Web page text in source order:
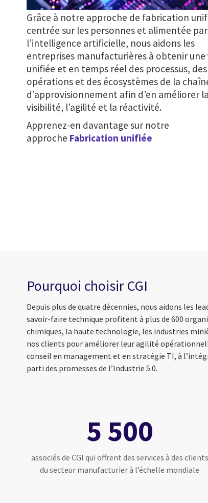
Grâce à notre approche de fabrication
centrée sur les personnes et alimentée par
l’intelligence artificielle, nous aidons les
entreprises manufacturières à obtenir une
unifiée et en temps réel des processus, des
opérations et des écosystèmes de la
d’approvisionnement afin d’en améliorer la
visibilité, l’agilité et la réactivité.
Apprenez-en davantage sur notre
approche Fabrication unifiée
Pourquoi choisir CGI
Depuis plus de quatre décennies, nous aidons les
savoir-faire technique profitent à plus de 600
chimiques, la haute technologie, les industries
nos clients pour améliorer leur agilité
conseil en management et en stratégie TI, à
parti des promesses de l’Industrie 5.0.
5 500
associés de CGI qui offrent des services à des clients
du secteur manufacturier à l’échelle mondiale